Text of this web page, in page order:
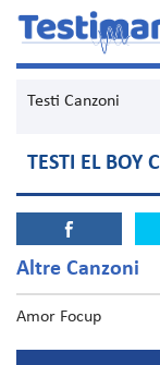
Testi Canzoni
TESTI EL BOY C
Altre Canzoni
Amor Focup